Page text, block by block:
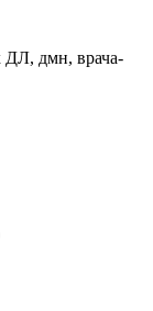
ДЛ, дмн, врача-